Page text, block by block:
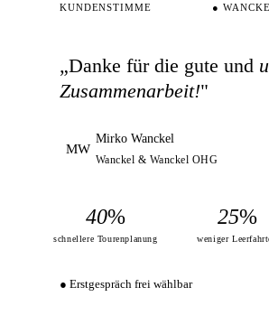
KUNDENSTIMME ●
„Danke für die gute und
Zusammenarbeit!"
MW
Mirko Wanckel
Wanckel & Wanckel OHG
40%
schnellere Tourenplanung
25%
weniger
● Erstgespräch frei wählbar